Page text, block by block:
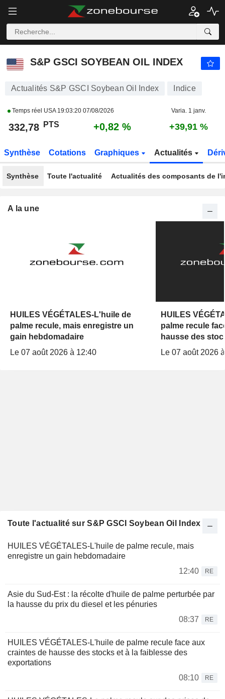
S&P GSCI SOYBEAN OIL INDEX
Actualités S&P GSCI Soybean Oil Index Indice
Temps réel USA 19:03:20 07/08/2026 Varia. 1 janv.
332,78 PTS +0,82 % +39,91 %
Synthèse Cotations Graphiques Actualités
Synthèse Toute l'actualité Actualités des composants de
A la une
HUILES VÉGÉTALES-L'huile de
palme recule, mais enregistre un
gain hebdomadaire
Le 07 août 2026 à 12:40
HUILES
palme recule
hausse des
des exportations
Le 07 août 2026
Toute l'actualité sur S&P GSCI Soybean Oil Index
HUILES VÉGÉTALES-L'huile de palme recule, mais
enregistre un gain hebdomadaire
12:40
RE
Asie du Sud-Est : la récolte d'huile de palme perturbée par
la hausse du prix du diesel et les pénuries
08:37
RE
HUILES VÉGÉTALES-L'huile de palme recule face aux
craintes de hausse des stocks et à la faiblesse des
exportations
08:10
RE